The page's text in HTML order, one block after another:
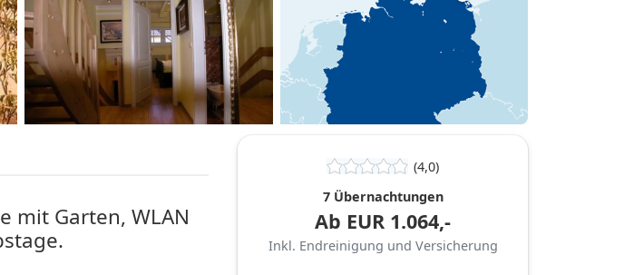
mit Garten, WLAN
(4,0)
7 Übernachtungen
Ab EUR 1.064,-
Inkl. Endreinigung und Versicherung